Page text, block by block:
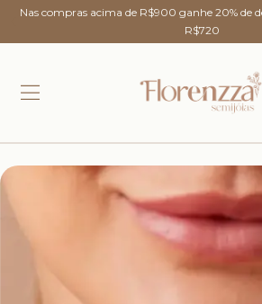
Nas compras acima de R$900 ganhe 20% de
R$720